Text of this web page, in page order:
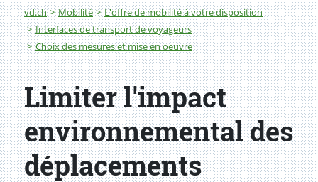
Fil d'Ariane
vd.ch Mobilité
L'offre de mobilité à votre disposition
Interfaces de transport de voyageurs
Choix des mesures et mise en oeuvre
Limiter l'impact environnemental des déplacements
Limiter l'impact
environnemental des
déplacements